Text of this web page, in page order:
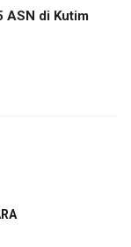
ASN di Kutim